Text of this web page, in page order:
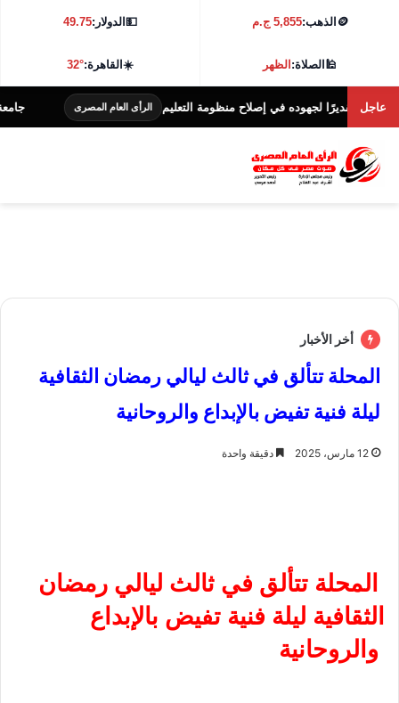
🪙 الذهب:5,855 ج.م 💵الدولار:49.75
🕌الصلاة:الظهر ☀️القاهرة:32°
عاجللجهوده في إصلاح منظومة التعليم الرأى العام المصرى جامعة كفر الشيخ
أخر الأخبار
المحلة تتألق في ثالث ليالي رمضان الثقافية
ليلة فنية تفيض بالإبداع والروحانية
12 مارس، 2025 دقيقة واحدة
المحلة تتألق في ثالث ليالي رمضان
الثقافية ليلة فنية تفيض بالإبداع
والروحانية